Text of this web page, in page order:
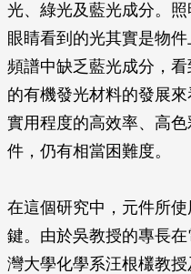
光、綠光及藍光成分。
眼睛看到的光其實是物
頻譜中缺乏藍光成分，
的有機發光材料的發展
實用程度的高效率、高
件，仍有相當困難度。
在這個研究中，元件所
鍵。由於吳教授的專長
灣大學化學系汪根欉教